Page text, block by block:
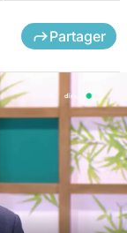
Partager